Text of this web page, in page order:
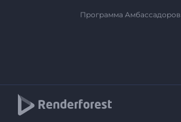
Программа Амбассадоров